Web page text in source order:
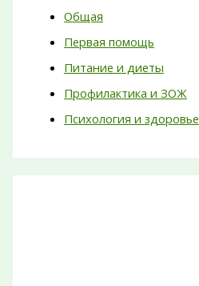
Общая
Первая помощь
Питание и диеты
Профилактика и ЗОЖ
Психология и здоровье